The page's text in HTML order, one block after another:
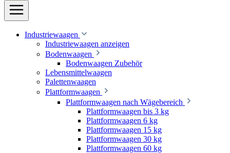
Industriewaagen
Industriewaagen anzeigen
Bodenwaagen
Bodenwaagen Zubehör
Lebensmittelwaagen
Palettenwaagen
Plattformwaagen
Plattformwaagen nach Wägebereich
Plattformwaagen bis 3 kg
Plattformwaagen 6 kg
Plattformwaagen 15 kg
Plattformwaagen 30 kg
Plattformwaagen 60 kg